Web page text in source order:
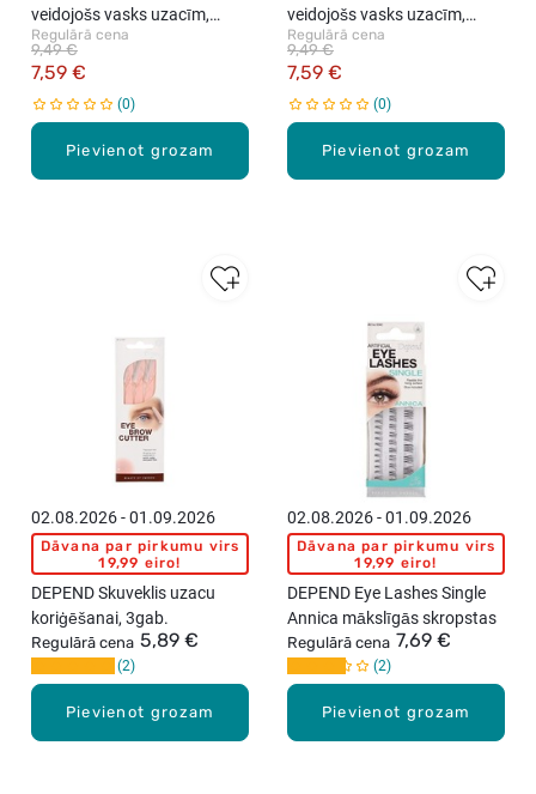
Pievienot grozam
veidojošs vasks uzacīm,
Taupe, 5g
Regulārā cena
7,59 €
9,49 €
0
Pievienot grozam
veidojošs vasks uzacīm,
Medium Brown, 5g
Regulārā cena
7,59 €
9,49 €
0
Pievienot grozam
02.08.2026 - 01.09.2026
Dāvana par pirkumu virs
19,99 eiro!
DEPEND Skuveklis uzacu
koriģēšanai, 3gab.
Regulārā cena 5,89 €
2
Pievienot grozam
02.08.2026 - 01.09.2026
Dāvana par pirkumu virs
19,99 eiro!
DEPEND Eye Lashes Single
Annica mākslīgās skropstas
Regulārā cena 7,69 €
2